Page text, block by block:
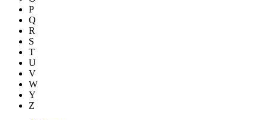
P
Q
R
S
T
U
V
W
Y
Z